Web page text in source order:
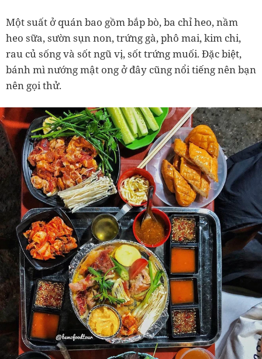
Một suất ở quán bao gồm bắp bò, ba chỉ heo, nầm
heo sữa, sườn sụn non, trứng gà, phô mai, kim chi,
rau củ sống và sốt ngũ vị, sốt trứng muối. Đặc biệt,
bánh mì nướng mật ong ở đây cũng nổi tiếng nên bạn
nên gọi thử.